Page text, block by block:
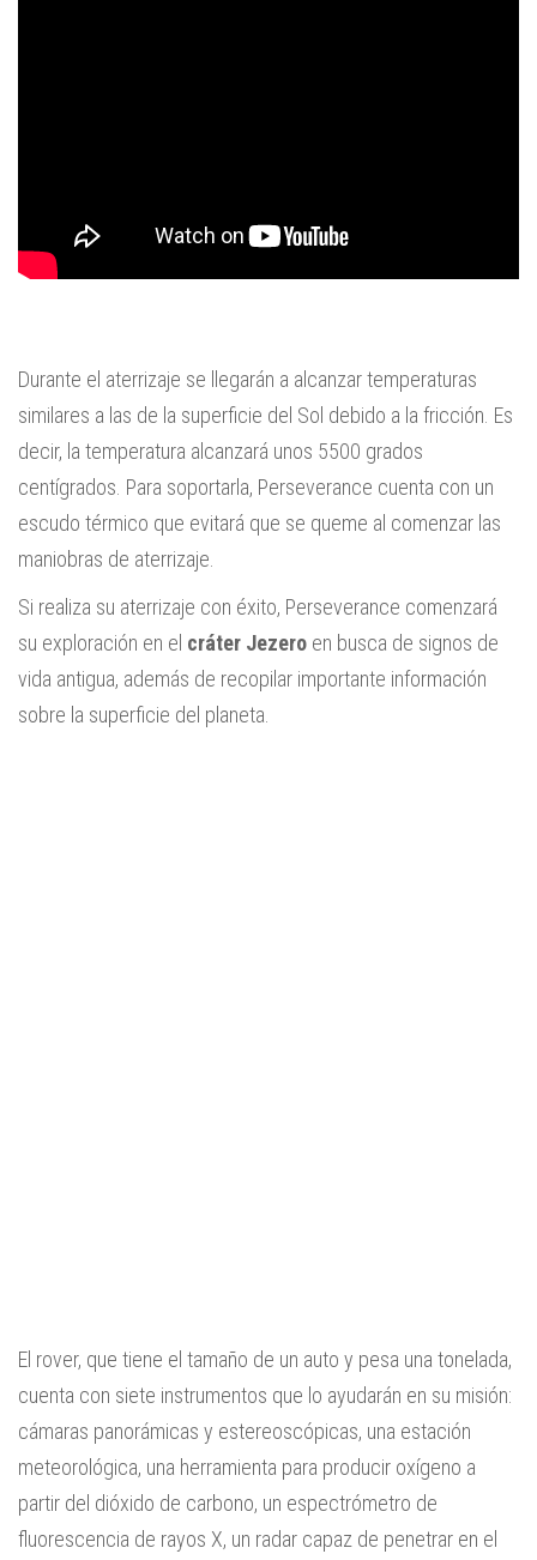
Durante el aterrizaje se llegarán a alcanzar temperaturas
similares a las de la superficie del Sol debido a la fricción. Es
decir, la temperatura alcanzará unos 5500 grados
centígrados. Para soportarla, Perseverance cuenta con un
escudo térmico que evitará que se queme al comenzar las
maniobras de aterrizaje.
Si realiza su aterrizaje con éxito, Perseverance comenzará
su exploración en el cráter Jezero en busca de signos de
vida antigua, además de recopilar importante información
sobre la superficie del planeta.
El rover, que tiene el tamaño de un auto y pesa una tonelada,
cuenta con siete instrumentos que lo ayudarán en su misión:
cámaras panorámicas y estereoscópicas, una estación
meteorológica, una herramienta para producir oxígeno a
partir del dióxido de carbono, un espectrómetro de
fluorescencia de rayos X, un radar capaz de penetrar en el